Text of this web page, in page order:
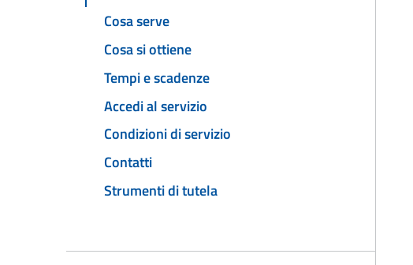
Cosa serve
Cosa si ottiene
Tempi e scadenze
Accedi al servizio
Condizioni di servizio
Contatti
Strumenti di tutela